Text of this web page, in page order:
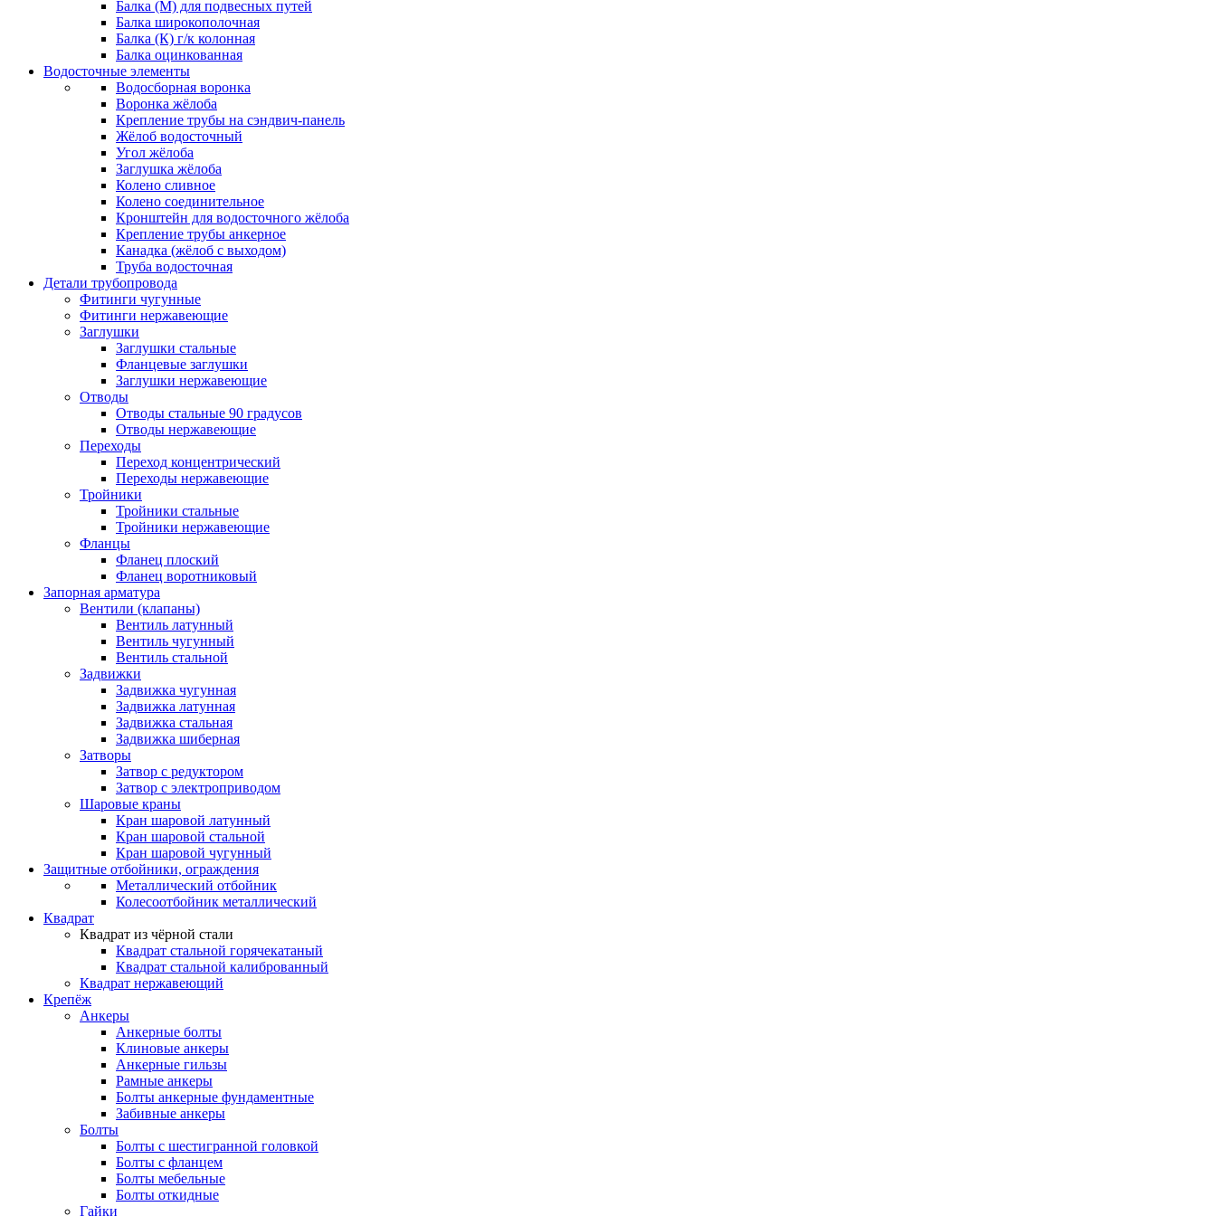
Балка (М) для подвесных путей
Балка широкополочная
Балка (К) г/к колонная
Балка оцинкованная
Водосточные элементы
Водосборная воронка
Воронка жёлоба
Крепление трубы на сэндвич-панель
Жёлоб водосточный
Угол жёлоба
Заглушка жёлоба
Колено сливное
Колено соединительное
Кронштейн для водосточного жёлоба
Крепление трубы анкерное
Канадка (жёлоб с выходом)
Труба водосточная
Детали трубопровода
Фитинги чугунные
Фитинги нержавеющие
Заглушки
Заглушки стальные
Фланцевые заглушки
Заглушки нержавеющие
Отводы
Отводы стальные 90 градусов
Отводы нержавеющие
Переходы
Переход концентрический
Переходы нержавеющие
Тройники
Тройники стальные
Тройники нержавеющие
Фланцы
Фланец плоский
Фланец воротниковый
Запорная арматура
Вентили (клапаны)
Вентиль латунный
Вентиль чугунный
Вентиль стальной
Задвижки
Задвижка чугунная
Задвижка латунная
Задвижка стальная
Задвижка шиберная
Затворы
Затвор с редуктором
Затвор с электроприводом
Шаровые краны
Кран шаровой латунный
Кран шаровой стальной
Кран шаровой чугунный
Защитные отбойники, ограждения
Металлический отбойник
Колесоотбойник металлический
Квадрат
Квадрат из чёрной стали
Квадрат стальной горячекатаный
Квадрат стальной калиброванный
Квадрат нержавеющий
Крепёж
Анкеры
Анкерные болты
Клиновые анкеры
Анкерные гильзы
Рамные анкеры
Болты анкерные фундаментные
Забивные анкеры
Болты
Болты с шестигранной головкой
Болты с фланцем
Болты мебельные
Болты откидные
Гайки